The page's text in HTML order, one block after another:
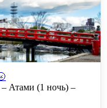
Атами (1 ночь) –